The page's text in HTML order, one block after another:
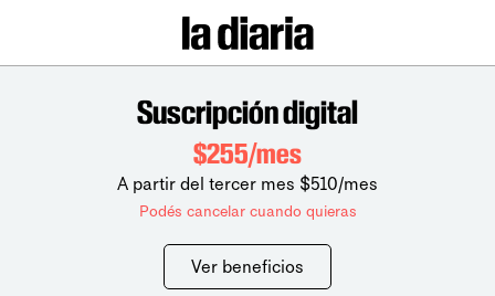
Suscripción digital
$255/mes
A partir del tercer mes $510/mes
Podés cancelar cuando quieras
Ver beneficios